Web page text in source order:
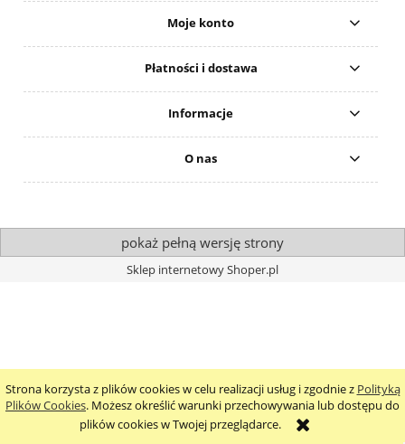
Strona korzysta z plików cookies w celu realizacji usług i zgodnie z Polityką
Plików Cookies. Możesz określić warunki przechowywania lub dostępu do
plików cookies w Twojej przeglądarce.
Moje konto
Płatności i dostawa
Informacje
O nas
pokaż pełną wersję strony
Sklep internetowy Shoper.pl